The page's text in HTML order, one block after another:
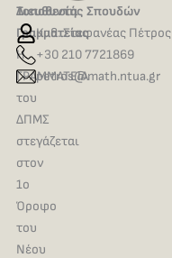
Τοποθεσία
Γραμματείας
Η
ΓΡΑΜΜΑΤΕΙΑ
του
ΔΠΜΣ
στεγάζεται
στον
1ο
Όροφο
του
Νέου
Διευθυντής Σπουδών
Καθ. Στεφανέας Πέτρος
+30 210 7721869
petros@math.ntua.gr